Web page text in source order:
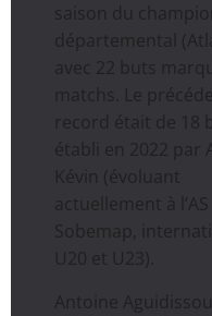
saison du
départemental
avec 22 buts
matchs. Le
record était de 18
établi en 2022 par
Kévin (évoluant
actuellement à l’AS
Sobemap,
U20 et U23).
Antoine